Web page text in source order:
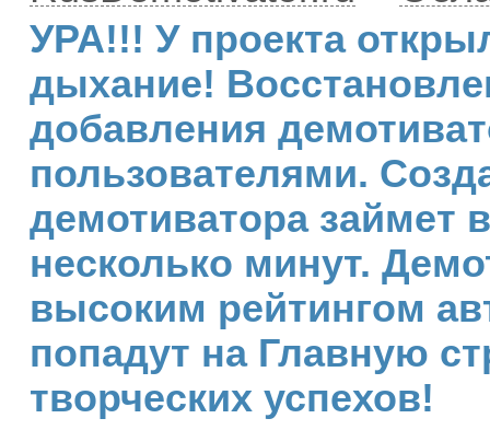
УРА!!! У проекта
дыхание!
добавления
пользователями.
демотиватора займет
несколько минут.
высоким рейтингом
попадут на Главную
творческих успехов!